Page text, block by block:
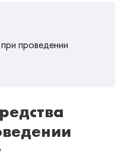
проведении